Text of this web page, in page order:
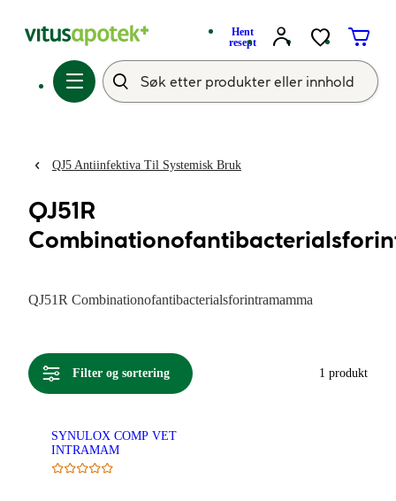
Hent
resept
QJ5 Antiinfektiva Til Systemisk Bruk
QJ51R
QJ51R Combinationofantibacterialsforintramamma
Filter og sortering 1 produkt
SYNULOX COMP VET
INTRAMAM